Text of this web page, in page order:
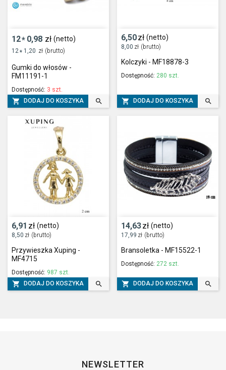
12* 0,98 zł (netto)
12* 1,20 zł (brutto)
Gumki do włosów -
FM11191-1
Dostępność: 3 szt.
 DODAJ DO KOSZYKA 
6,50zł (netto)
8,00 zł (brutto)
Kolczyki - MF18878-3
Dostępność: 280 szt.
 DODAJ DO KOSZYKA 
6,91 zł (netto)
8,50 zł (brutto)
Przywieszka Xuping -
MF4715
Dostępność: 987 szt.
 DODAJ DO KOSZYKA 
14,63zł (netto)
17,99 zł (brutto)
Bransoletka - MF15522-1
Dostępność: 272 szt.
 DODAJ DO KOSZYKA 
NEWSLETTER